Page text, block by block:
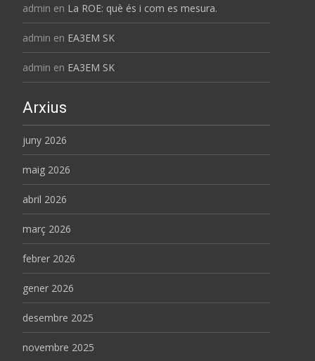
admin en La ROE: què és i com es mesura.
admin en EA3EM SK
admin en EA3EM SK
Arxius
juny 2026
maig 2026
abril 2026
març 2026
febrer 2026
gener 2026
desembre 2025
novembre 2025